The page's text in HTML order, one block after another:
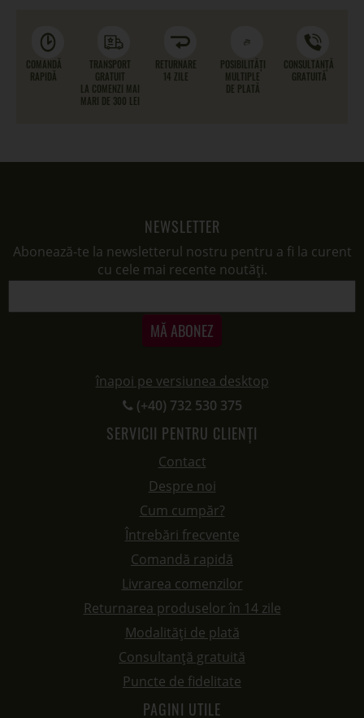
COMANDĂ
RAPIDĂ
TRANSPORT
GRATUIT
LA COMENZI MAI
MARI DE 300 LEI
RETURNARE
14 ZILE
POSIBILITĂȚI
MULTIPLE
DE PLATĂ
CONSULTANȚĂ
GRATUITĂ
NEWSLETTER
Abonează-te la newsletterul nostru pentru a fi la curent
cu cele mai recente noutăți.
MĂ ABONEZ
înapoi pe versiunea desktop
(+40) 732 530 375
SERVICII PENTRU CLIENȚI
Contact
Despre noi
Cum cumpăr?
Întrebări frecvente
Comandă rapidă
Livrarea comenzilor
Returnarea produselor în 14 zile
Modalități de plată
Consultanță gratuită
Puncte de fidelitate
PAGINI UTILE